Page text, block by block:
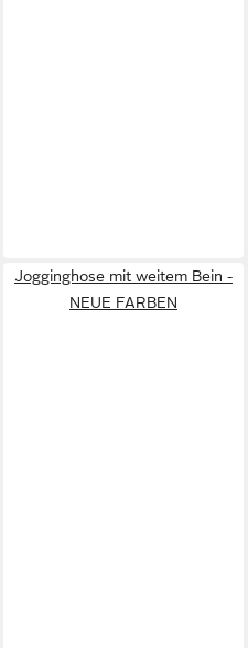
Jogginghose mit weitem Bein -
NEUE FARBEN